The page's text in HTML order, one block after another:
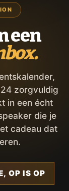
een
zorgvuldig
in een écht
die je
cadeau dat
OP IS OP